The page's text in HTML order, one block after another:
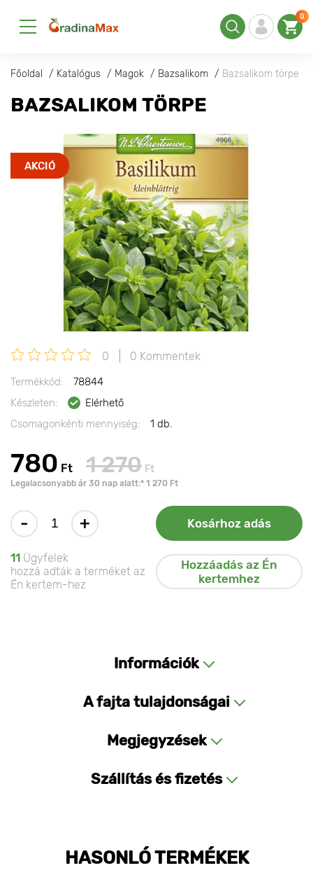
0
Főoldal Katalógus Magok Bazsalikom Bazsalikom törpe
BAZSALIKOM TÖRPE
AKCIÓ
0 0 Kommentek
Termékkód:
78844
Készleten:
Elérhető
Csomagonkénti mennyiség:
1 db.
780 Ft 1 270 Ft
Legalacsonyabb ár 30 nap alatt:* 1 270 Ft
- + Kosárhoz adás
11 Ügyfelek
hozzá adták a terméket az
Én kertem-hez
Hozzáadás az Én
kertemhez
Információk
A fajta tulajdonságai
Megjegyzések
Szállítás és fizetés
HASONLÓ TERMÉKEK